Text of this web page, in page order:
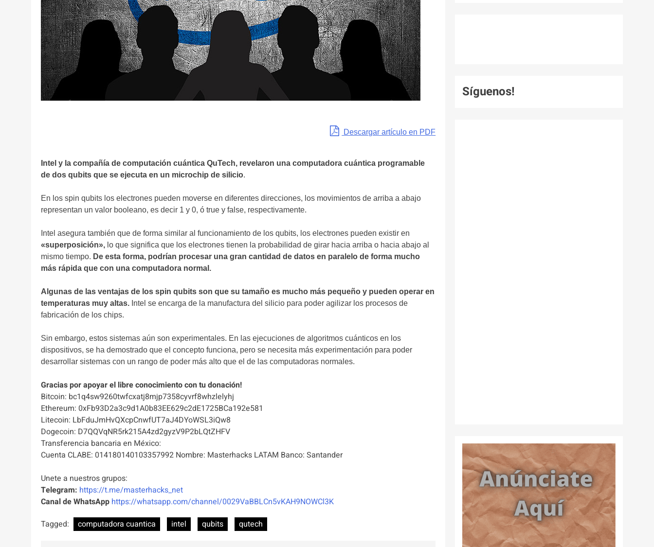
Descargar artículo en PDF
Intel y la compañía de computación cuántica QuTech, revelaron una computadora cuántica programable
de dos qubits que se ejecuta en un microchip de silicio.
En los spin qubits los electrones pueden moverse en diferentes direcciones, los movimientos de arriba a abajo
representan un valor booleano, es decir 1 y 0, ó true y false, respectivamente.
Intel asegura también que de forma similar al funcionamiento de los qubits, los electrones pueden existir en
«superposición», lo que significa que los electrones tienen la probabilidad de girar hacia arriba o hacia abajo al
mismo tiempo. De esta forma, podrían procesar una gran cantidad de datos en paralelo de forma mucho
más rápida que con una computadora normal.
Algunas de las ventajas de los spin qubits son que su tamaño es mucho más pequeño y pueden operar en
temperaturas muy altas. Intel se encarga de la manufactura del silicio para poder agilizar los procesos de
fabricación de los chips.
Sin embargo, estos sistemas aún son experimentales. En las ejecuciones de algoritmos cuánticos en los
dispositivos, se ha demostrado que el concepto funciona, pero se necesita más experimentación para poder
desarrollar sistemas con un rango de poder más alto que el de las computadoras normales.
Gracias por apoyar el libre conocimiento con tu donación!
Bitcoin: bc1q4sw9260twfcxatj8mjp7358cyvrf8whzlelyhj
Ethereum: 0xFb93D2a3c9d1A0b83EE629c2dE1725BCa192e581
Litecoin: LbFduJmHvQXcpCnwfUT7aJ4DYoWSL3iQw8
Dogecoin: D7QQVqNR5rk215A4zd2gyzV9P2bLQtZHFV
Transferencia bancaria en México:
Cuenta CLABE: 014180140103357992 Nombre: Masterhacks LATAM Banco: Santander
Unete a nuestros grupos:
Telegram: https://t.me/masterhacks_net
Canal de WhatsApp https://whatsapp.com/channel/0029VaBBLCn5vKAH9NOWCl3K
Tagged:
computadora cuantica intel qubits qutech
Síguenos!